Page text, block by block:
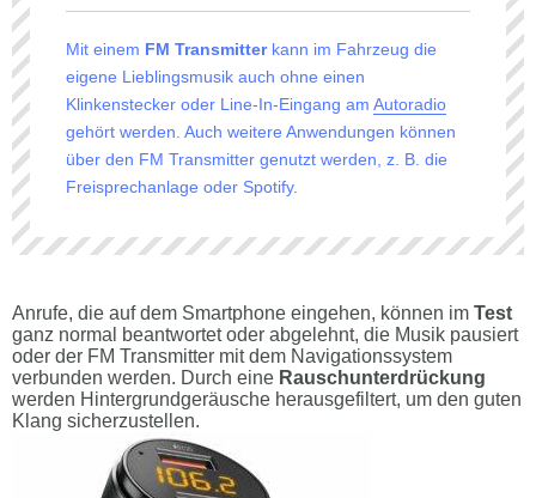
Mit einem FM Transmitterkann im Fahrzeug die
eigene Lieblingsmusik auch ohne einen
Klinkenstecker oder Line-In-Eingang am Autoradio
gehört werden. Auch weitere Anwendungen können
über den FM Transmitter genutzt werden, z. B. die
Freisprechanlage oder Spotify.
Anrufe, die auf dem Smartphone eingehen, können im Test
ganz normal beantwortet oder abgelehnt, die Musik pausiert
oder der FM Transmitter mit dem Navigationssystem
verbunden werden. Durch eine Rauschunterdrückung
werden Hintergrundgeräusche herausgefiltert, um den guten
Klang sicherzustellen.